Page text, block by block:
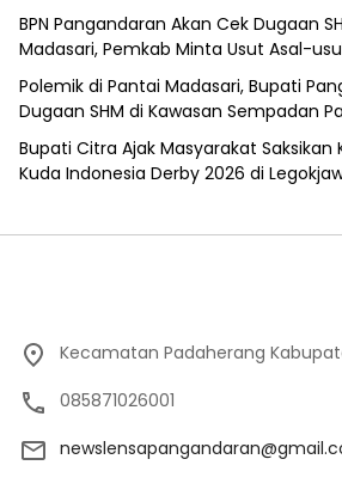
BPN Pangandaran Akan Cek Dugaan
Madasari, Pemkab Minta Usut Asal-
Polemik di Pantai Madasari, Bupati
Dugaan SHM di Kawasan Sempadan
Bupati Citra Ajak Masyarakat Saksikan
Kuda Indonesia Derby 2026 di
Kecamatan Padaherang
085871026001